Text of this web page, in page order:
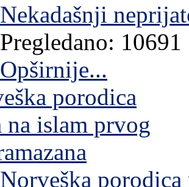
Nekadašnji
Pregledano: 10691
Opširnije...
Norveška